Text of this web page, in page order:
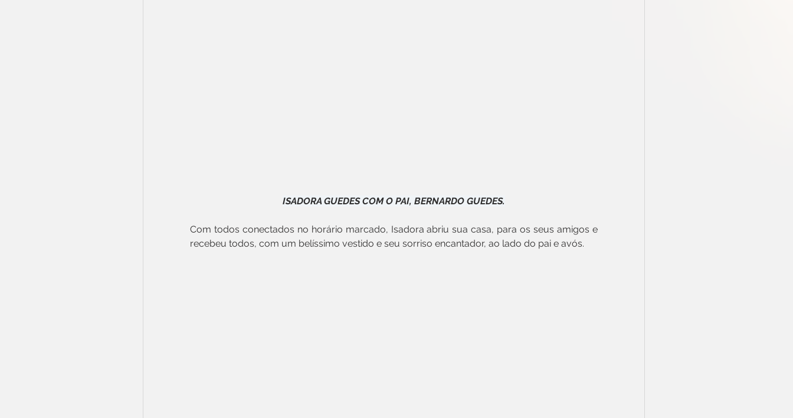
ISADORA GUEDES COM O PAI, BERNARDO GUEDES.
Com todos conectados no horário marcado, Isadora abriu sua casa, para os seus amigos e
recebeu todos, com um belíssimo vestido e seu sorriso encantador, ao lado do pai e avós.